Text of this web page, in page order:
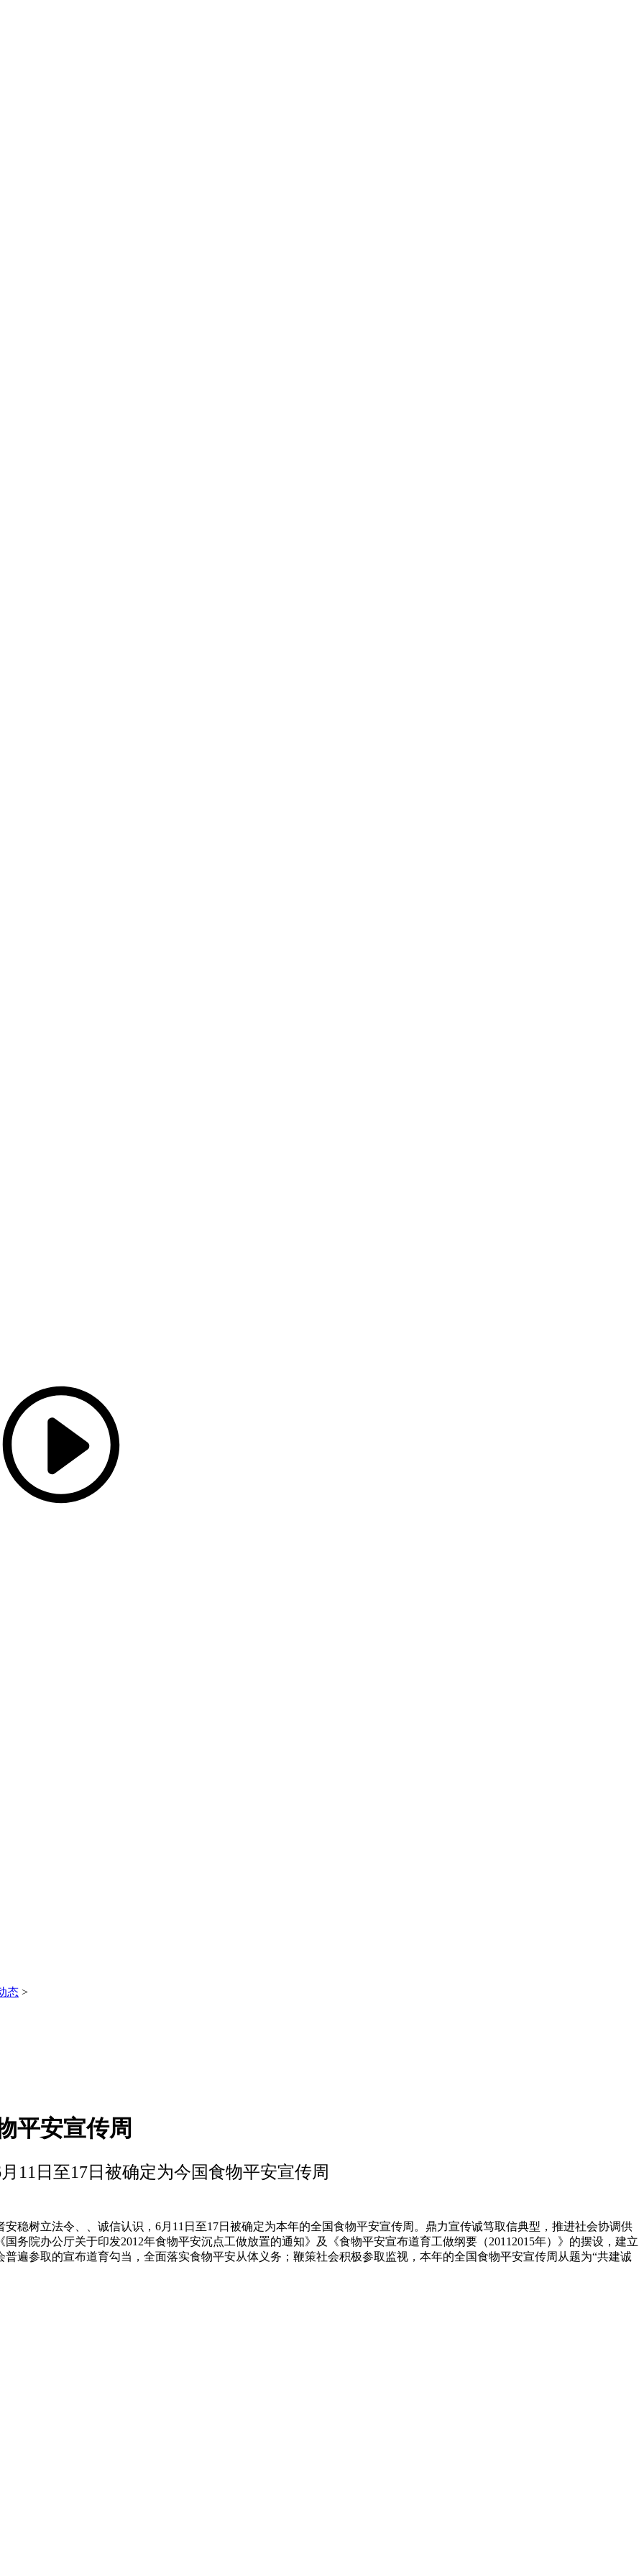
态 >
平安宣传周
11日至17日被确定为今国食物平安宣传周
树立法令、、诚信认识，6月11日至17日被确定为本年的全国食物平安宣传周。鼎力宣传诚笃取信典型，推进社会协调供
务院办公厅关于印发2012年食物平安沉点工做放置的通知》及《食物平安宣布道育工做纲要（20112015年）》的摆设，建立
遍参取的宣布道育勾当，全面落实食物平安从体义务；鞭策社会积极参取监视，本年的全国食物平安宣传周从题为“共建诚